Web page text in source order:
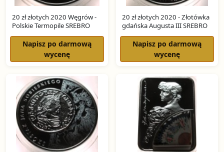
20 zł złotych 2020 Węgrów -
Polskie Termopile SREBRO
Napisz po darmową
wycenę
20 zł złotych 2020 - Złotówka
gdańska Augusta III SREBRO
Napisz po darmową
wycenę